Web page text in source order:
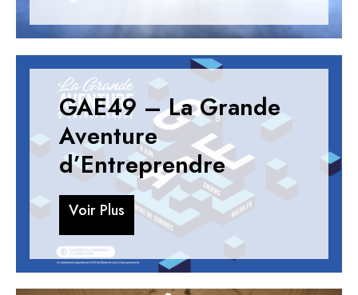
GAE49 – La Grande
Aventure
d’Entreprendre
Voir Plus
Voir Plus